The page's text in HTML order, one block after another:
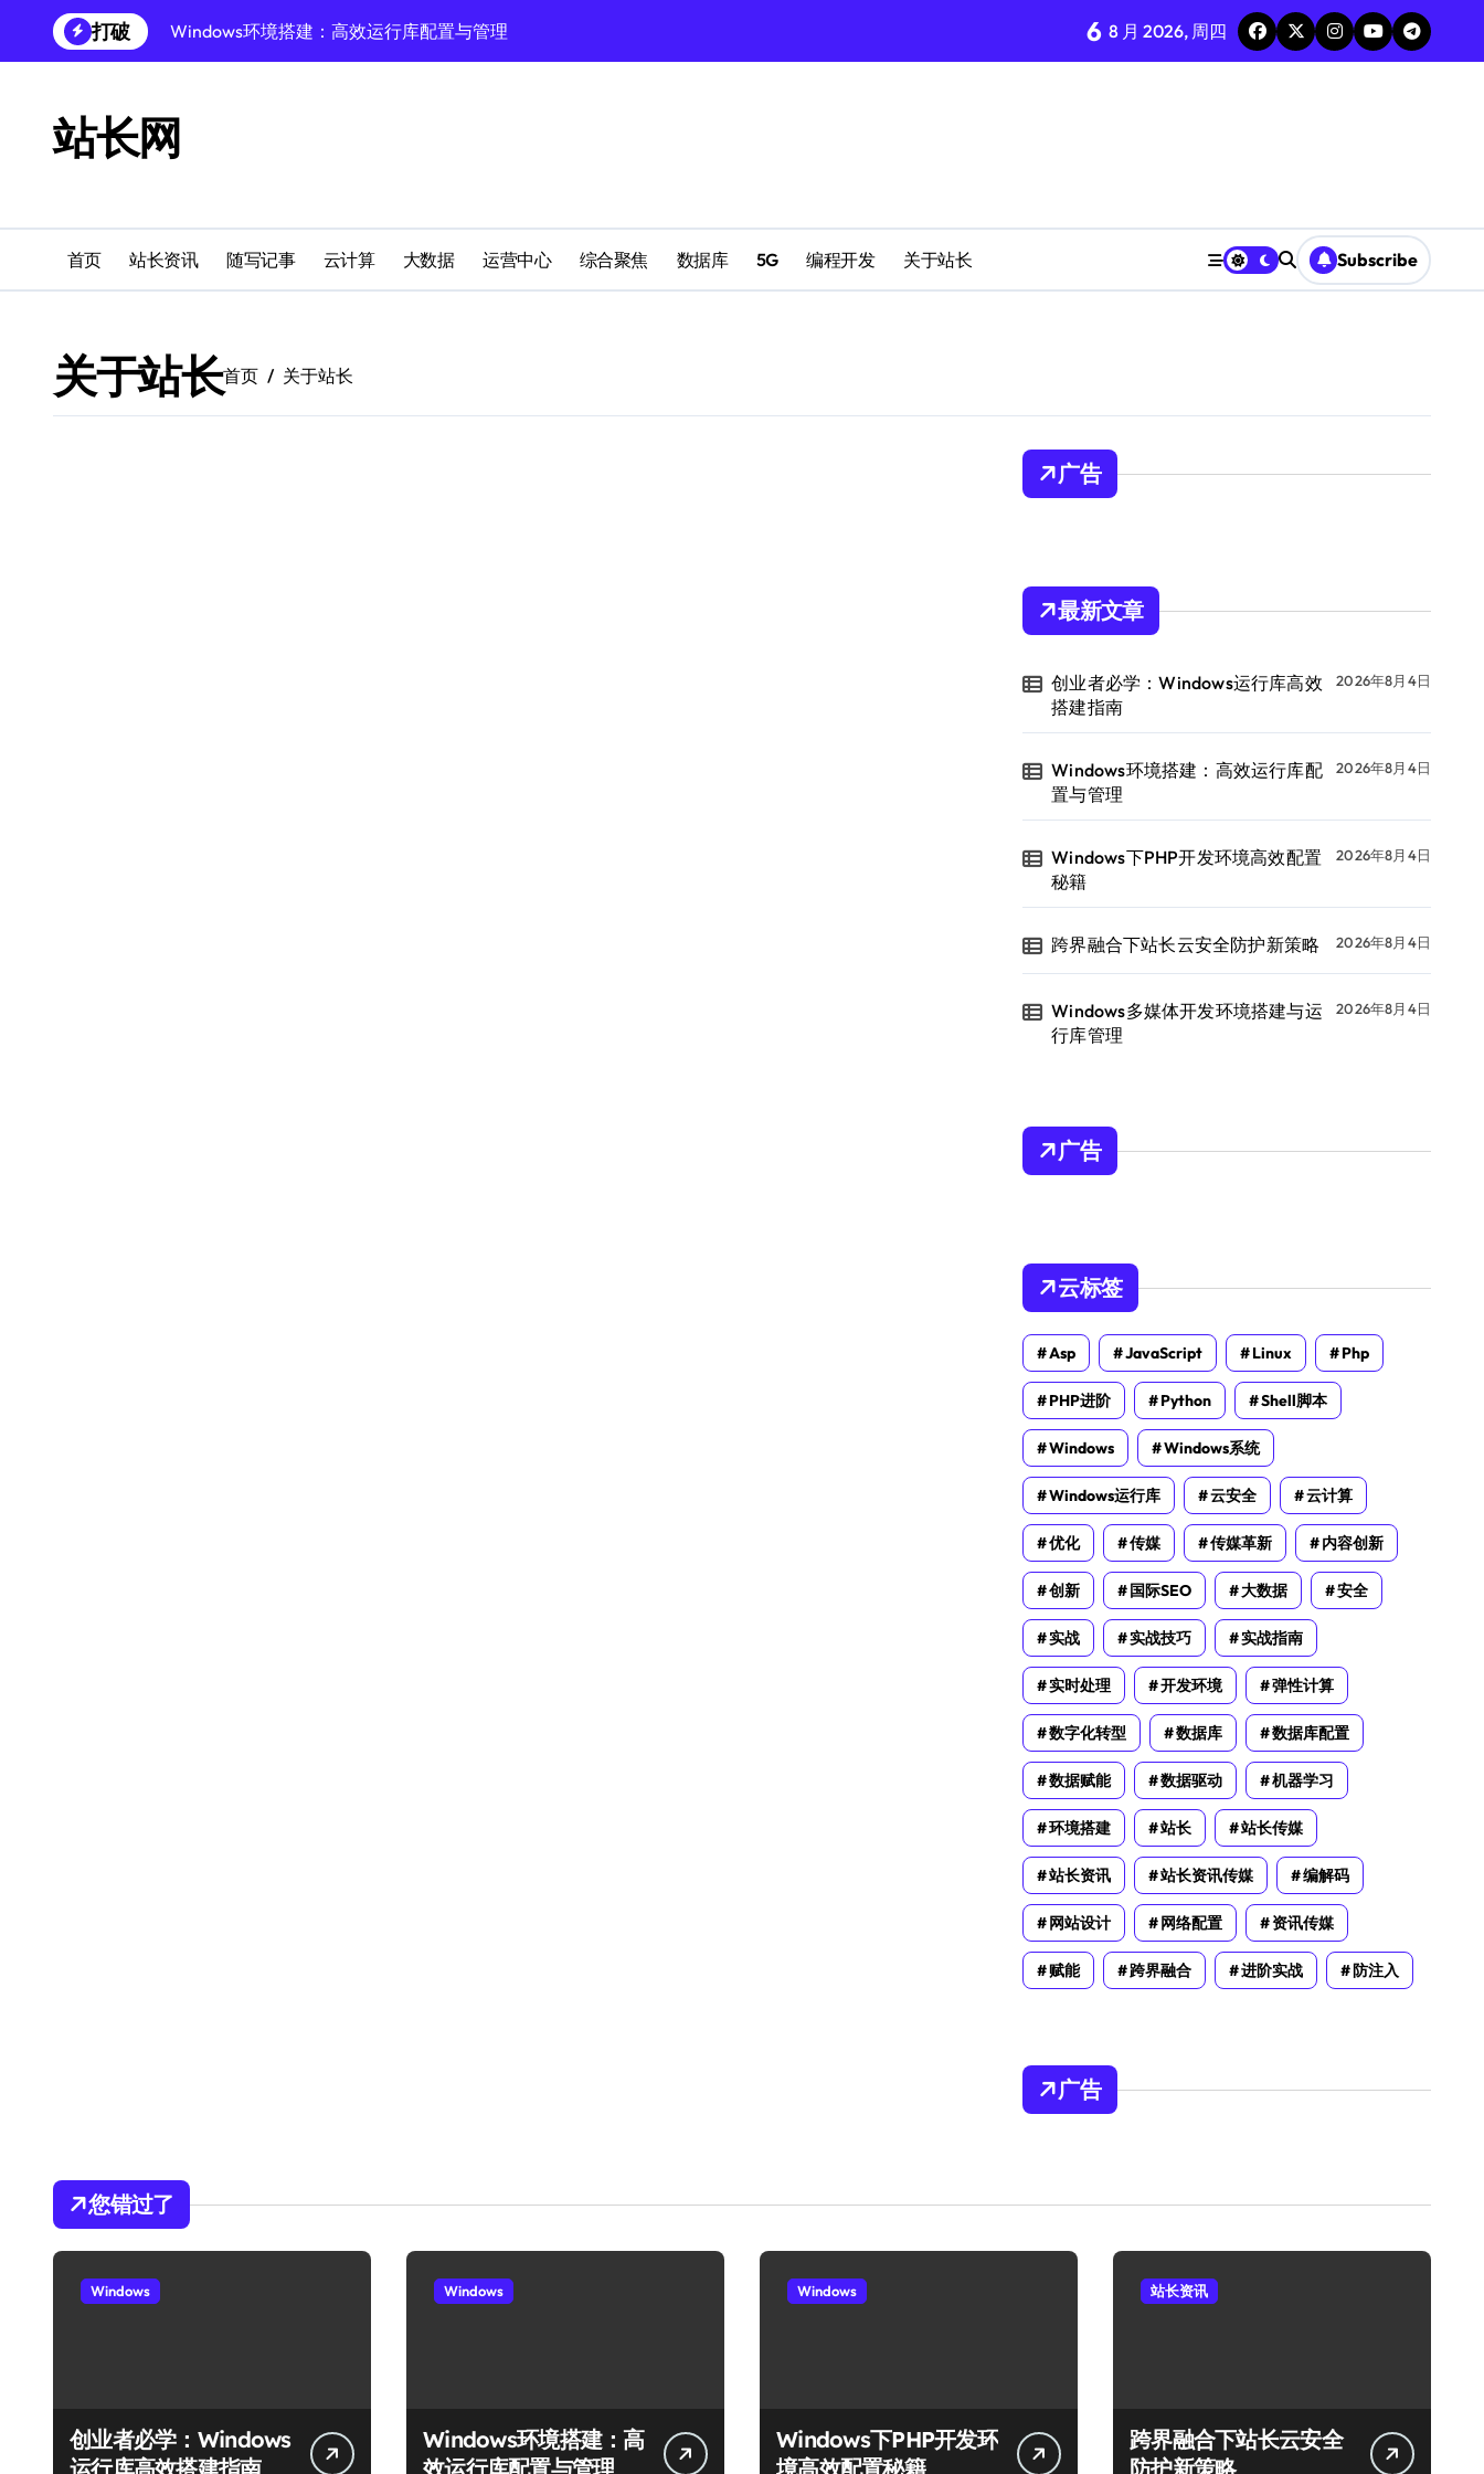
到
打破
Windows环境搭建：高效运行库配置与管理
跨界融合下站长云安全防护新策略
Windows多媒体开发环境搭建与运行库管理
Windows云环境高效搭建：运行库与安全配置
机器学习赋能站长：技术跨界新视界
服务器跨界融合：技术前瞻新风口
6 8 月 2026, 周四
站长网
首页 站长资讯 随写记事 云计算 大数据 运营中心 综合聚焦 数据库 5G 编程开发 关于站长 Subscribe
关于站长首页 关于站长
广告
最新文章
创业者必学：Windows运行库高效
搭建指南
2026年8月4日
Windows环境搭建：高效运行库配
置与管理
2026年8月4日
Windows下PHP开发环境高效配置
秘籍
2026年8月4日
跨界融合下站长云安全防护新策略 2026年8月4日
Windows多媒体开发环境搭建与运
行库管理
2026年8月4日
广告
云标签
Asp JavaScript Linux Php
PHP进阶 Python Shell脚本
Windows Windows系统
Windows运行库 云安全 云计算
优化 传媒 传媒革新 内容创新
创新 国际SEO 大数据 安全
实战 实战技巧 实战指南
实时处理 开发环境 弹性计算
数字化转型 数据库 数据库配置
数据赋能 数据驱动 机器学习
环境搭建 站长 站长传媒
站长资讯 站长资讯传媒 编解码
网站设计 网络配置 资讯传媒
赋能 跨界融合 进阶实战 防注入
广告
您错过了
Windows
创业者必学：Windows
运行库高效搭建指南
Windows
Windows环境搭建：高
效运行库配置与管理
Windows
Windows下PHP开发环
境高效配置秘籍
站长资讯
跨界融合下站长云安全
防护新策略